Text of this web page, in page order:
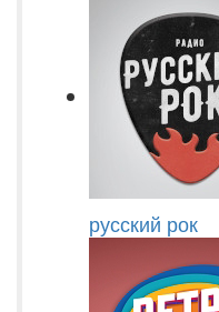
русский рок